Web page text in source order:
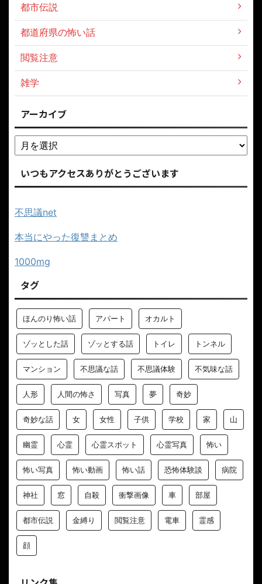
都市伝説
都道府県の怖い話
閲覧注意
雑学
アーカイブ
いつもアクセスありがとうございます
不思議net
本当にやった復讐まとめ
1000mg
タグ
ほんのり怖い話 アパート オカルト
ゾッとした話 ゾッとする話 トイレ トンネル
マンション 不思議な話 不思議体験 不気味な話
人形 人間の怖さ 写真 夢 奇妙
奇妙な話 女 女性 子供 学校 家 山
幽霊 心霊 心霊スポット 心霊写真 怖い
怖い写真 怖い動画 怖い話 恐怖体験談 病院
神社 窓 自殺 衝撃画像 車 部屋
都市伝説 金縛り 閲覧注意 電車 霊感
顔